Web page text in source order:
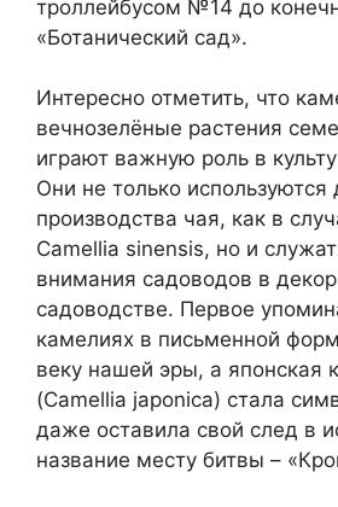
троллейбусом №14 до
«Ботанический сад».
Интересно отметить, что
вечнозелёные растения
играют важную роль в
Они не только используются
производства чая, как в
Camellia sinensis, но и
внимания садоводов в
садоводстве. Первое
камелиях в письменной
веку нашей эры, а японская
(Camellia japonica) стала
даже оставила свой след в
название месту битвы –